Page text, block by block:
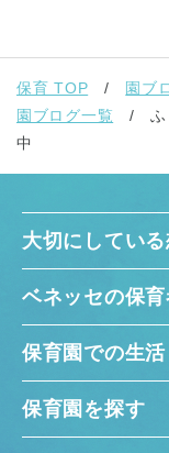
保育 TOP 園ブ
園ブログ一覧
中
大切にしてい
ベネッセの保
保育園での生活
保育園を探す